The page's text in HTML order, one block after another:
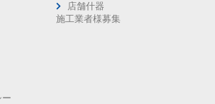
店舗什器
施工業者様募集